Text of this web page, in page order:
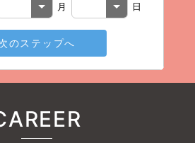
月 日
のステップへ